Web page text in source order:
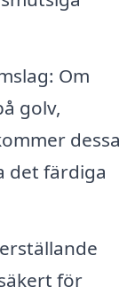
Om
golv,
dessa
det färdiga
för